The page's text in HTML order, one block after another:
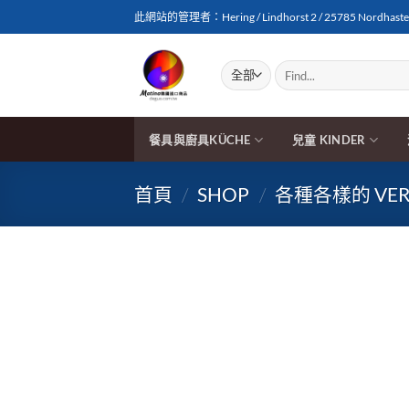
to
此網站的管理者：Hering / Lindhorst 2 / 25785
搜
尋
鍵
餐具與廚具KÜCHE 兒童 KINDER
首頁 / SHOP / 各種各樣的